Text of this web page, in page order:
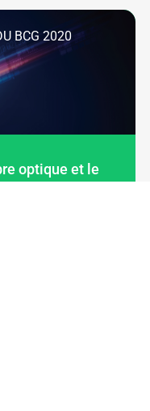
BCG 2020
optique et le